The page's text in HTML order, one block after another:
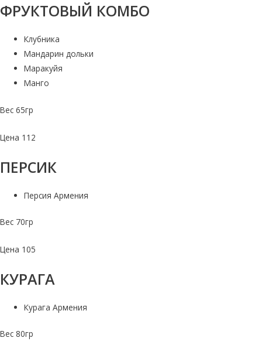
ФРУКТОВЫЙ КОМБО
Клубника
Мандарин дольки
Маракуйя
Манго
Вес 65гр
Цена 112
ПЕРСИК
Персия Армения
Вес 70гр
Цена 105
КУРАГА
Курага Армения
Вес 80гр